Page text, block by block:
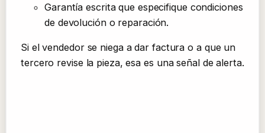
Garantía escrita que especifique condiciones
de devolución o reparación.
Si el vendedor se niega a dar factura o a que un
tercero revise la pieza, esa es una señal de alerta.